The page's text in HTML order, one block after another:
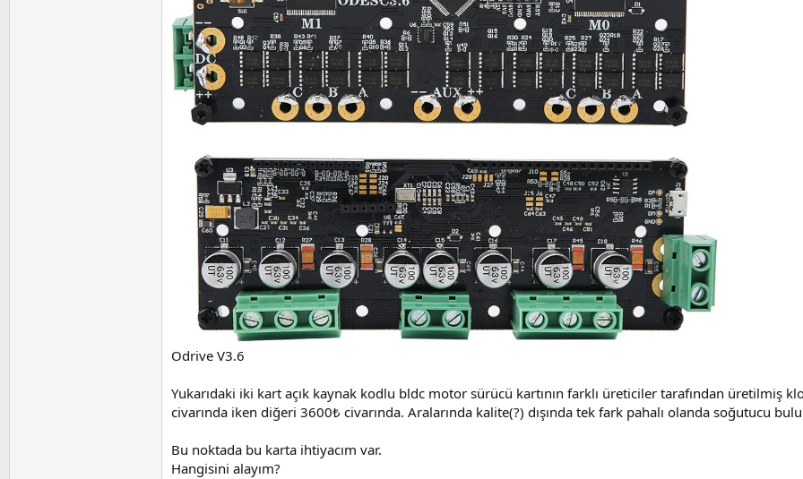
Odrive V3.6
Yukarıdaki iki kart açık kaynak kodlu bldc motor sürücü kartının farklı üreticiler tarafından üretilmiş
civarında iken diğeri 3600₺ civarında. Aralarında kalite(?) dışında tek fark pahalı olanda soğutucu
Bu noktada bu karta ihtiyacım var.
Hangisini alayım?